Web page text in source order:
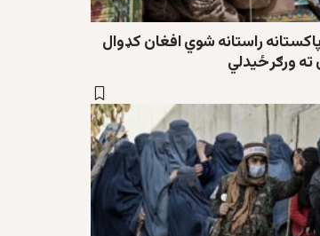
راستانه شوي افغان کډوال
ته ورګرځيدلي